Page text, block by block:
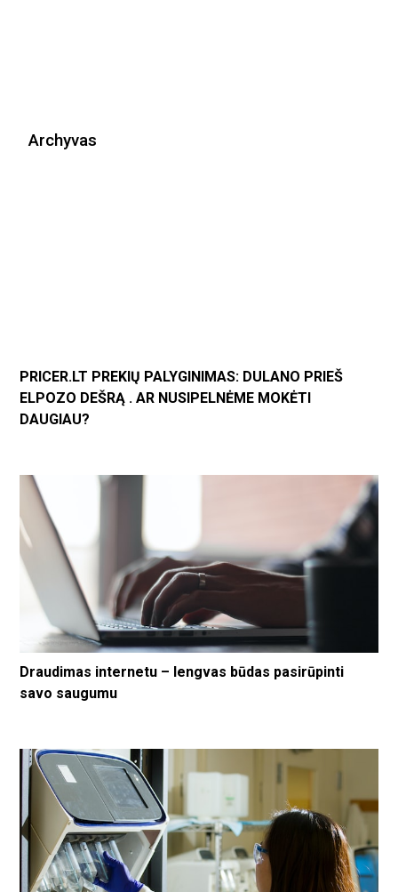
Archyvas
PRICER.LT PREKIŲ PALYGINIMAS: DULANO PRIEŠ
ELPOZO DEŠRĄ . AR NUSIPELNĖME MOKĖTI
DAUGIAU?
Draudimas internetu – lengvas būdas pasirūpinti
savo saugumu